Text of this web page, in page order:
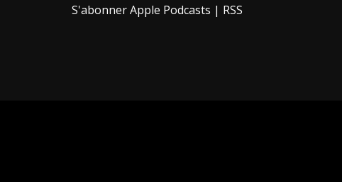
S'abonnerApple Podcasts | RSS